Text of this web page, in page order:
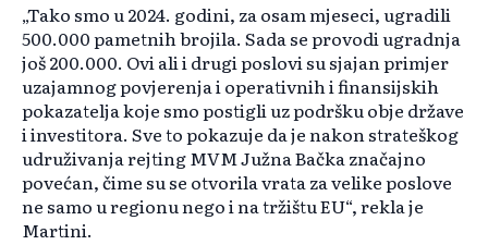
„Tako smo u 2024. godini, za osam mjeseci, ugradili
500.000 pametnih brojila. Sada se provodi ugradnja
još 200.000. Ovi ali i drugi poslovi su sjajan primjer
uzajamnog povjerenja i operativnih i finansijskih
pokazatelja koje smo postigli uz podršku obje države
i investitora. Sve to pokazuje da je nakon strateškog
udruživanja rejting MVM Južna Bačka značajno
povećan, čime su se otvorila vrata za velike poslove
ne samo u regionu nego i na tržištu EU“, rekla je
Martini.